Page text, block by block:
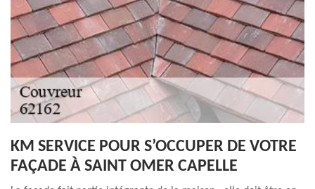
KM SERVICE POUR S’OCCUPER DE VOTRE
FAÇADE À SAINT OMER CAPELLE